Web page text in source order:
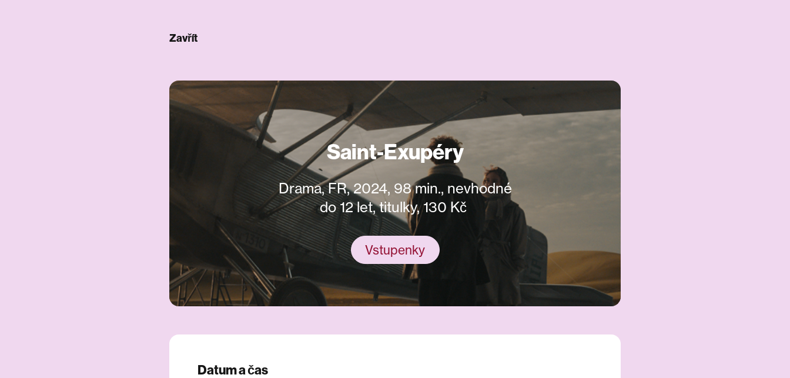
Zavřít
Saint-Exupéry
Drama, FR, 2024, 98 min., nevhodné
do 12 let, titulky, 130 Kč
Vstupenky
Datum a čas